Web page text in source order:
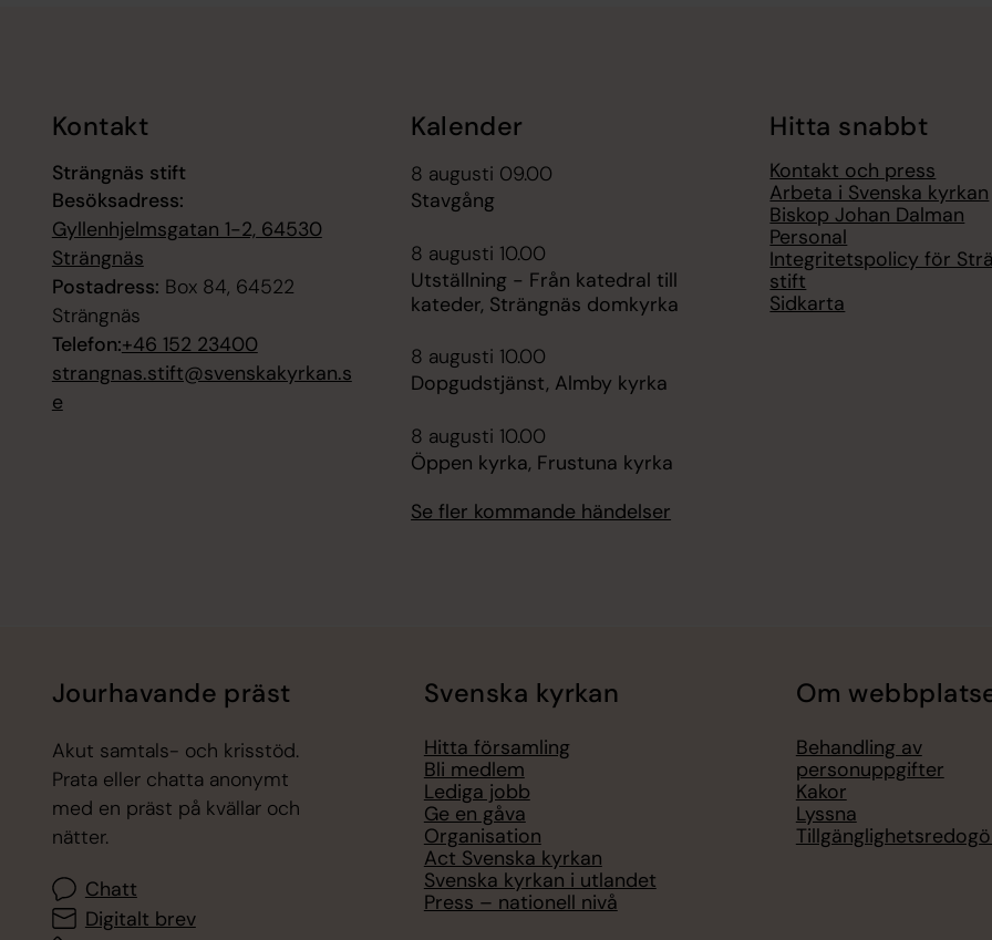
Kontakt
Strängnäs stift
Besöksadress:
Gyllenhjelmsgatan 1-2, 64530
Strängnäs
Postadress: Box 84, 64522
Strängnäs
Telefon:+46 152 23400
strangnas.stift@svenskakyrkan.s
e
Kalender
8 augusti 09.00
Stavgång
8 augusti 10.00
Utställning - Från katedral till
kateder, Strängnäs domkyrka
8 augusti 10.00
Dopgudstjänst, Almby kyrka
8 augusti 10.00
Öppen kyrka, Frustuna kyrka
Se fler kommande händelser
Hitta snabbt
Kontakt och press
Arbeta i Svenska kyrkan
Biskop Johan Dalman
Personal
Integritetspolicy för
stift
Sidkarta
Jourhavande präst
Akut samtals- och krisstöd.
Prata eller chatta anonymt
med en präst på kvällar och
nätter.
Chatt
Digitalt brev
Svenska kyrkan
Hitta församling
Bli medlem
Lediga jobb
Ge en gåva
Organisation
Act Svenska kyrkan
Svenska kyrkan i utlandet
Press – nationell nivå
Om
Behandling av
personuppgifter
Kakor
Lyssna